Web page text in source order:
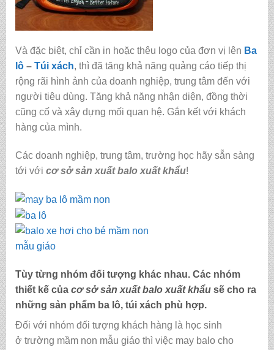
Và đặc biệt, chỉ cần in hoặc thêu logo của đơn vị lên Ba
lô– Túi xách, thì đã tăng khả năng quảng cáo tiếp thị
rộng rãi hình ảnh của doanh nghiệp, trung tâm đến với
người tiêu dùng. Tăng khả năng nhận diện, đồng thời
cũng cố và xây dựng mối quan hệ. Gắn kết với khách
hàng của mình.
Các doanh nghiệp, trung tâm, trường học hãy sẵn sàng
tới với cơ sở sản xuất balo xuất khẩu!
Tùy từng nhóm đối tượng khác nhau. Các nhóm
thiết kế của cơ sở sản xuất balo xuất khẩu sẽ cho ra
những sản phẩm ba lô, túi xách phù hợp.
Đối với nhóm đối tượng khách hàng là học sinh
ở trường mầm non mẫu giáo thì việc may balo cho